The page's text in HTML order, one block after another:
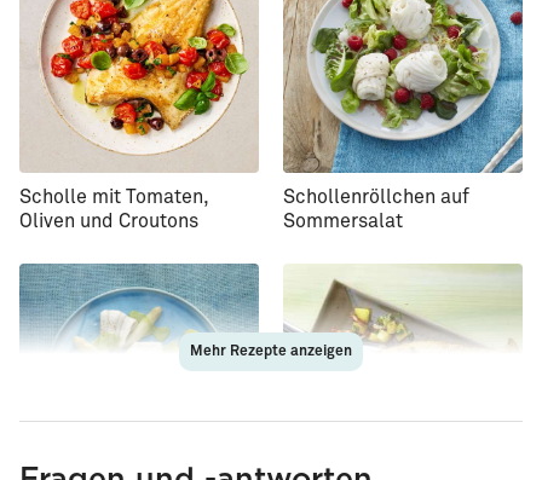
Scholle mit Tomaten,
Oliven und Croutons
Schollenröllchen auf
Sommersalat
Mehr Rezepte anzeigen